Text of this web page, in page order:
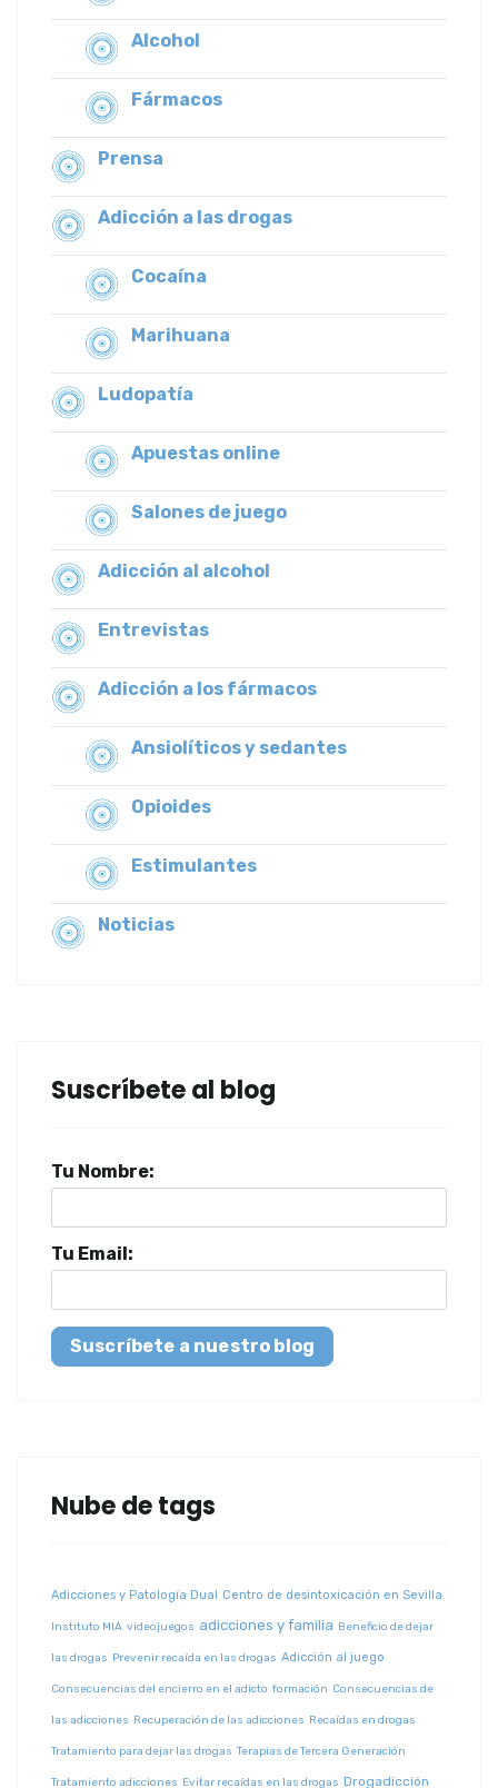
Alcohol
Fármacos
Prensa
Adicción a las drogas
Cocaína
Marihuana
Ludopatía
Apuestas online
Salones de juego
Adicción al alcohol
Entrevistas
Adicción a los fármacos
Ansiolíticos y sedantes
Opioides
Estimulantes
Noticias
Suscríbete al blog
Tu Nombre:
Tu Email:
Suscríbete a nuestro blog
Nube de tags
Adicciones y Patología Dual Centro de desintoxicación en Sevilla
Instituto MIA videojuegos adicciones y familia Beneficio de dejar
las drogas Prevenir recaída en las drogas Adicción al juego
Consecuencias del encierro en el adicto formación Consecuencias de
las adicciones Recuperación de las adicciones Recaídas en drogas
Tratamiento para dejar las drogas Terapias de Tercera Generación
Tratamiento adicciones Evitar recaídas en las drogas Drogadicción